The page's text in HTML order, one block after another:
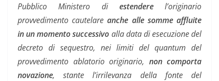
Pubblico Ministero di estenderel’originario
provvedimento cautelareanche alle somme affluite
in un momento successivo alla data di esecuzione del
decreto di sequestro, nei limiti del quantum del
provvedimento ablatorio originario, non comporta
novazione, stante l’irrilevanza della fonte del